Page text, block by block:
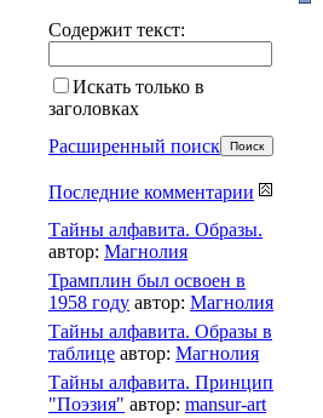
Содержит текст:
Искать только в
заголовках
Расширенный поиск
Последние комментарии
Тайны алфавита. Образы.
автор: Магнолия
Трамплин был освоен в
1958 году автор: Магнолия
Тайны алфавита. Образы в
таблице автор: Магнолия
Тайны алфавита. Принцип
"Поэзия" автор: mansur-art